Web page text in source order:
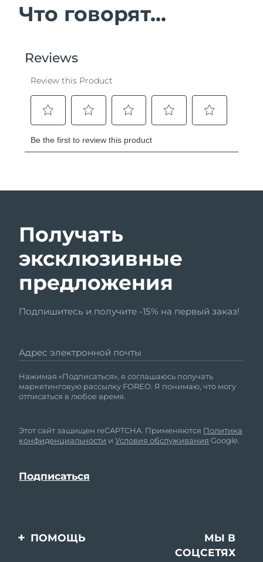
Что говорят...
Получать
эксклюзивные
предложения
Подпишитесь и получите -15% на первый заказ!
Адрес электронной почты
Нажимая «Подписаться», я соглашаюсь получать
маркетинговую рассылку FOREO. Я понимаю, что могу
отписаться в любое время.
Этот сайт защищен reCAPTCHA. Применяются Политика
конфиденциальности иУсловия обслуживания Google.
ПОМОЩЬ
МЫ В
СОЦСЕТЯХ